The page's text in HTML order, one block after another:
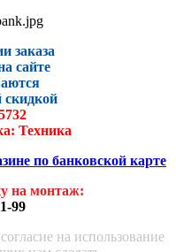
заказа
сайте
скидкой
Техника
на монтаж:
99
на использование